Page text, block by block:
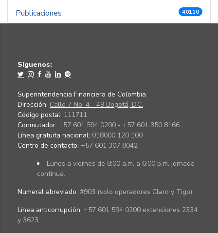
Publicaciones 40110
Síguenos:
Superintendencia Financiera de Colombia
Dirección: Calle 7 No. 4 - 49 Bogotá, D.C.
Código postal: 111711
Conmutador: +57 601 594 0200 - +57 601 350 8166
Línea gratuita nacional: 018000 120 100
Centro de contacto: +57 601 307 8042
Lunes a viernes de 8:00 a.m. a 6:00 p.m. jornada
continua.
Numeral abreviado: #903 (solo operadores Claro y Tigo)
Línea anticorrupción: +57 601 594 0200 extensiones 2334
y 3623